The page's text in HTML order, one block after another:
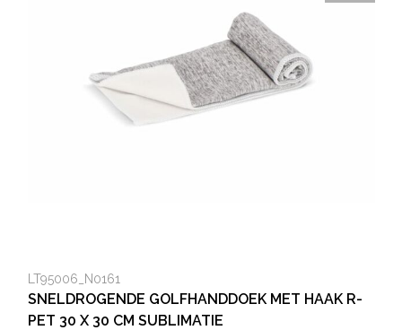
LT95006_N0161
SNELDROGENDE GOLFHANDDOEK MET HAAK R-
PET 30 X 30 CM SUBLIMATIE